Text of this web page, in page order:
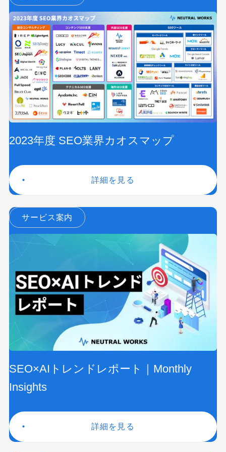
2023年度 SEO業界カオスマップ
詳細を見る
サービス案内
SEO×AIトレンドレポート｜Monthly
Insights
詳細を見る